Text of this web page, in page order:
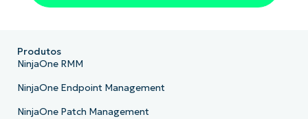
Produtos
NinjaOne RMM
NinjaOne Endpoint Management
NinjaOne Patch Management